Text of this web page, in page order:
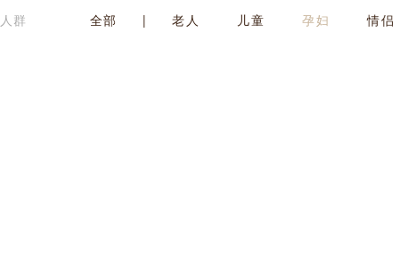
人群 全部 | 老人 儿童 孕妇 情侣